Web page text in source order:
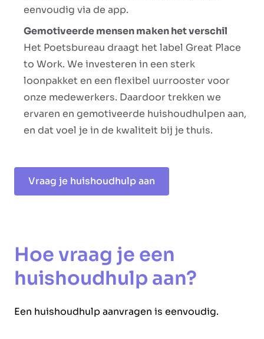
eenvoudig via de app.
Gemotiveerde mensen maken het verschil
Het Poetsbureau draagt het label Great Place
to Work. We investeren in een sterk
loonpakket en een flexibel uurrooster voor
onze medewerkers. Daardoor trekken we
ervaren en gemotiveerde huishoudhulpen aan,
en dat voel je in de kwaliteit bij je thuis.
Vraag je huishoudhulp aan
Hoe vraag je een
huishoudhulp aan?
Een huishoudhulp aanvragen is eenvoudig.